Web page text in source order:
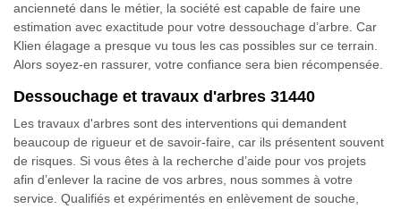
ancienneté dans le métier, la société est capable de faire une
estimation avec exactitude pour votre dessouchage d’arbre. Car
Klien élagage a presque vu tous les cas possibles sur ce terrain.
Alors soyez-en rassurer, votre confiance sera bien récompensée.
Dessouchage et travaux d'arbres 31440
Les travaux d'arbres sont des interventions qui demandent
beaucoup de rigueur et de savoir-faire, car ils présentent souvent
de risques. Si vous êtes à la recherche d’aide pour vos projets
afin d’enlever la racine de vos arbres, nous sommes à votre
service. Qualifiés et expérimentés en enlèvement de souche,